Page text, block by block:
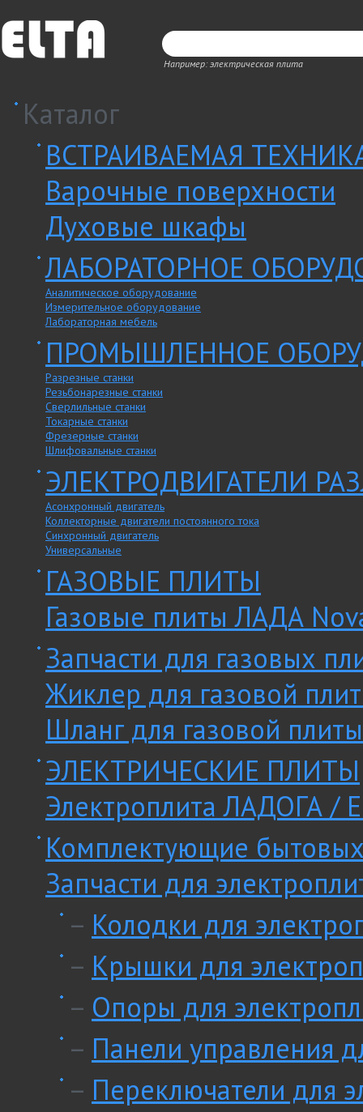
Например: электрическая плита
Каталог
ВСТРАИВАЕМАЯ
Варочные поверхности
Духовые шкафы
ЛАБОРАТОРНОЕ
Аналитическое оборудование
Измерительное оборудование
Лабораторная мебель
ПРОМЫШЛЕННОЕ
Разрезные станки
Резьбонарезные станки
Сверлильные станки
Токарные станки
Фрезерные станки
Шлифовальные станки
ЭЛЕКТРОДВИГАТЕЛИ
Асонхронный двигатель
Коллекторные двигатели постоянного тока
Синхронный двигатель
Универсальные
ГАЗОВЫЕ ПЛИТЫ
Газовые плиты ЛАДА
Запчасти для газовых
Жиклер для газовой
Шланг для газовой плиты
ЭЛЕКТРИЧЕСКИЕ ПЛИТЫ
Электроплита ЛАДОГА /
Комплектующие
Запчасти для
– Колодки для
– Крышки для
– Опоры для
– Панели управления
– Переключатели для